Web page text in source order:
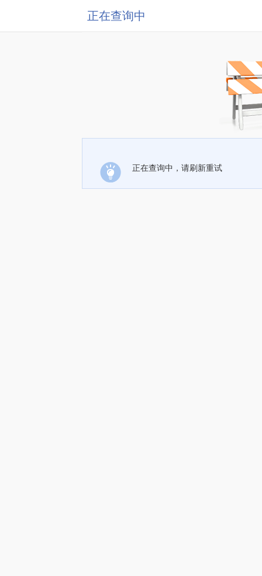
正在查询中
正在查询中，请刷新重试